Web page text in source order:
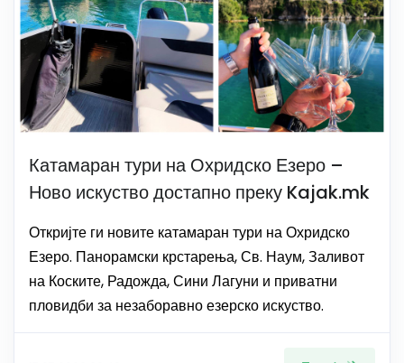
Катамаран тури на Охридско Езеро –
Ново искуство достапно преку Kajak.mk
Откријте ги новите катамаран тури на Охридско
Езеро. Панорамски крстарења, Св. Наум, Заливот
на Коските, Радожда, Сини Лагуни и приватни
пловидби за незаборавно езерско искуство.